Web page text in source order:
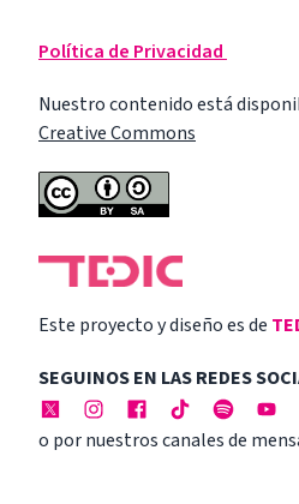
Política de Privacidad
Nuestro contenido está
Creative Commons
Este proyecto y diseño es de
SEGUINOS EN LAS REDES
o por nuestros canales de